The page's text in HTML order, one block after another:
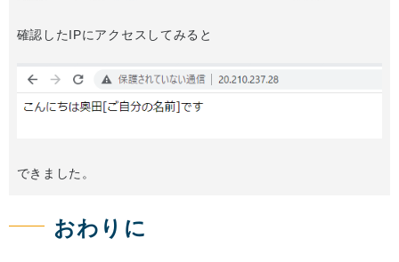
確認したIPにアクセスしてみると
できました。
おわりに